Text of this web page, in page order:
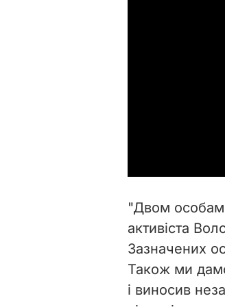
"Двом
активіста
Зазначених
Також ми
і виносив